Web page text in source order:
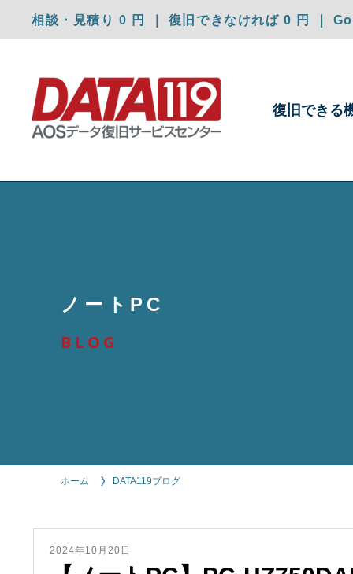
相談・見積り 0 円 ｜ 復旧できなければ 0 円 ｜
復旧できる
ノートPC
BLOG
ホーム DATA119ブログ
2024年10月20日